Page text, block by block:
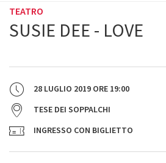
TEATRO
SUSIE DEE - LOVE
28 LUGLIO 2019 ORE 19:00
TESE DEI SOPPALCHI
INGRESSO CON BIGLIETTO